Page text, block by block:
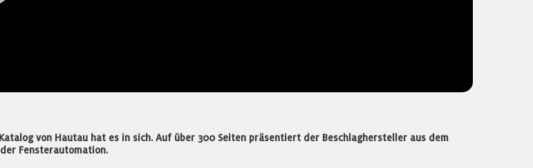
von Hautau hat es in sich. Auf über 300 Seiten präsentiert der Beschlaghersteller aus dem
Fensterautomation.